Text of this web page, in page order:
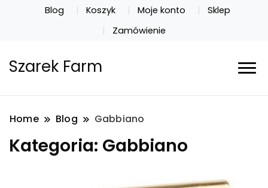
Blog Koszyk Moje konto
Sklep
Zamówienie
Szarek Farm
Home Blog Gabbiano
Kategoria: Gabbiano